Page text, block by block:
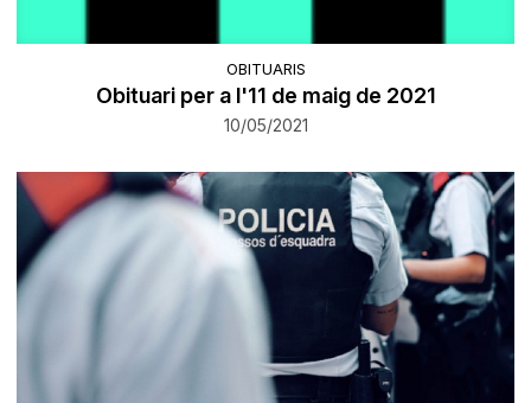
OBITUARIS
Obituari per a l'11 de maig de 2021
10/05/2021